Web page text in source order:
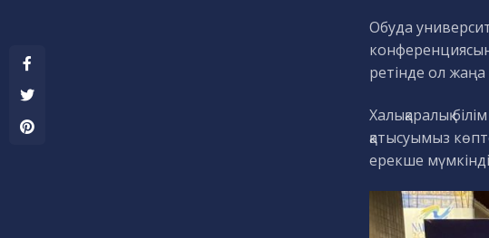
Обуда
ретінде ол
Халықаралық
қатысуымыз
ерекше